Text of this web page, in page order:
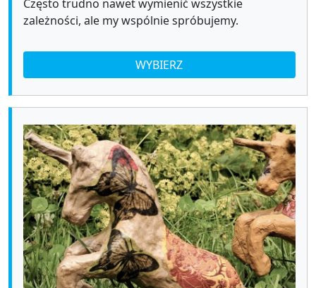
Często trudno nawet wymienić wszystkie
zależności, ale my wspólnie spróbujemy.
WYBIERZ